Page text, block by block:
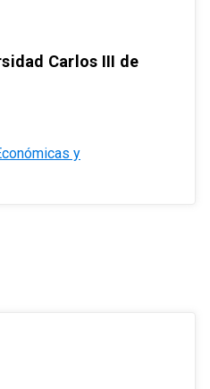
Carlos III de
y